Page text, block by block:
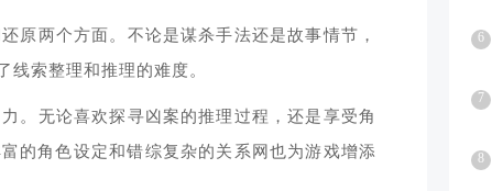
原两个方面。不论是谋杀手法还是故事情节，
索整理和推理的难度。
。无论喜欢探寻凶案的推理过程，还是享受角
的角色设定和错综复杂的关系网也为游戏增添
6
7
8